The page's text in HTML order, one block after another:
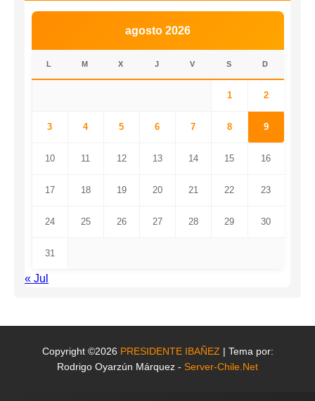
agosto 2026
L M X J V S D
1 2
3 4 5 6 7 8 9
10 11 12 13 14 15 16
17 18 19 20 21 22 23
24 25 26 27 28 29 30
31
« Jul
Copyright ©2026 PRESIDENTE IBAÑEZ | Tema por:
Rodrigo Oyarzún Márquez - Server-Chile.Net